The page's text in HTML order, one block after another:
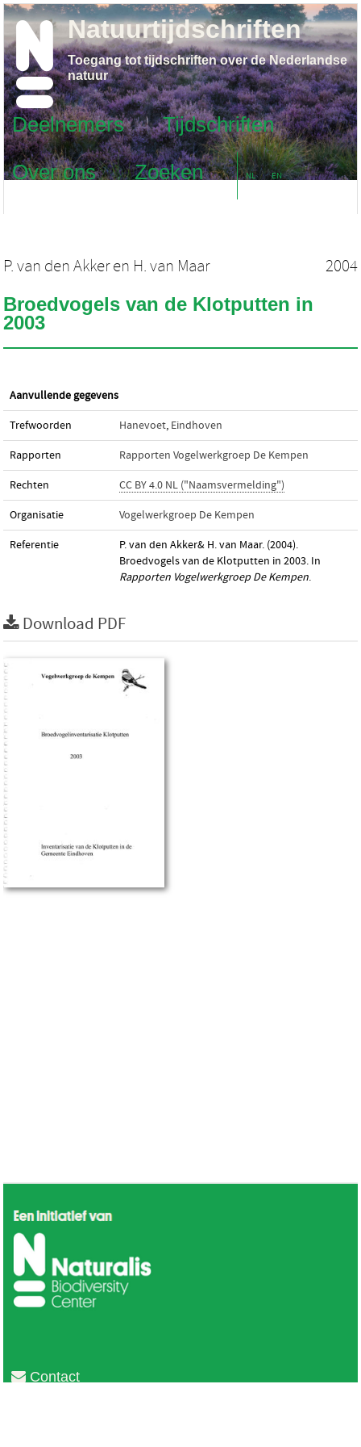
Deelnemers
Tijdschriften
Over ons
Zoeken NL EN
Natuurtijdschriften
Toegang tot tijdschriften over de Nederlandse
natuur
P. van den Akkeren H. van Maar 2004
Broedvogels van de Klotputten in
2003
Aanvullende gegevens
Trefwoorden Hanevoet, Eindhoven
Rapporten Rapporten Vogelwerkgroep De Kempen
Rechten CC BY 4.0 NL ("Naamsvermelding")
Organisatie Vogelwerkgroep De Kempen
Referentie
P. van den Akker& H. van Maar. (2004).
Broedvogels van de Klotputten in 2003. In
Rapporten Vogelwerkgroep De Kempen.
Download PDF
Contact